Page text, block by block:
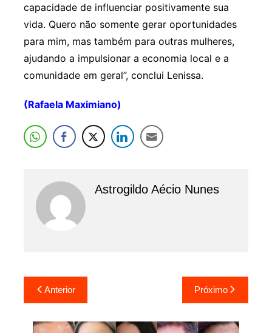
capacidade de influenciar positivamente sua
vida. Quero não somente gerar oportunidades
para mim, mas também para outras mulheres,
ajudando a impulsionar a economia local e a
comunidade em geral”, conclui Lenissa.
(Rafaela Maximiano)
Astrogildo Aécio Nunes
Navegação
de
Post
Anterior Próximo